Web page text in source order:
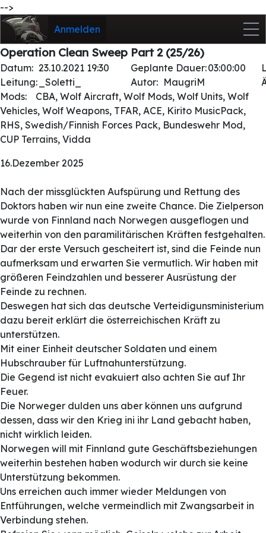
-->
Anmelden
Operation Clean Sweep Part 2 (25/26)
Datum: 23.10.2021 19:30 Geplante Dauer:03:00:00
Leitung: _Soletti_ Autor: MaugriM
Mods:
CBA, Wolf Aircraft, Wolf Mods, Wolf Units, Wolf
Vehicles, Wolf Weapons, TFAR, ACE, Kirito MusicPack,
RHS, Swedish/Finnish Forces Pack, Bundeswehr Mod,
CUP Terrains, Vidda
16.Dezember 2025
Nach der missglückten Aufspürung und Rettung des
Doktors haben wir nun eine zweite Chance. Die Zielperson
wurde von Finnland nach Norwegen ausgeflogen und
weiterhin von den paramilitärischen Kräften festgehalten.
Dar der erste Versuch gescheitert ist, sind die Feinde nun
aufmerksam und erwarten Sie vermutlich. Wir haben mit
größeren Feindzahlen und besserer Ausrüstung der
Feinde zu rechnen.
Deswegen hat sich das deutsche Verteidigunsministerium
dazu bereit erklärt die österreichischen Kräft zu
unterstützen.
Mit einer Einheit deutscher Soldaten und einem
Hubschrauber für Luftnahunterstützung.
Die Gegend ist nicht evakuiert also achten Sie auf Ihr
Feuer.
Die Norweger dulden uns aber können uns aufgrund
dessen, dass wir den Krieg ini ihr Land gebacht haben,
nicht wirklich leiden.
Norwegen will mit Finnland gute Geschäftsbeziehungen
weiterhin bestehen haben wodurch wir durch sie keine
Unterstützung bekommen.
Uns erreichen auch immer wieder Meldungen von
Entführungen, welche vermeindlich mit Zwangsarbeit in
Verbindung stehen.